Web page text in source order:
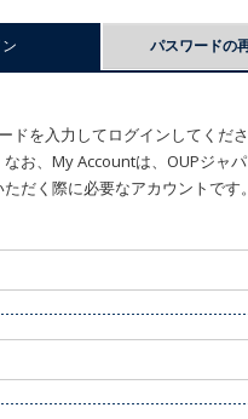
パスワードの
ドを入力してログインしてく
お、My Accountは、OUPジ
だく際に必要なアカウントです。